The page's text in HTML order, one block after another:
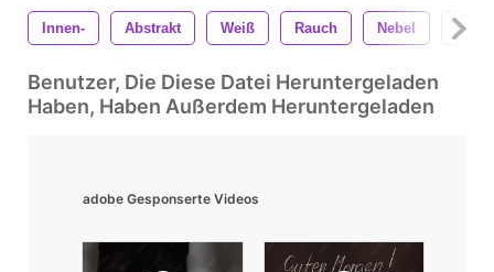
Innen- Abstrakt Weiß Rauch Nebel
Benutzer, Die Diese Datei Heruntergeladen
Haben, Haben Außerdem Heruntergeladen
adobe Gesponserte Videos